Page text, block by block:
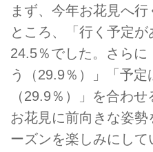
まず、今年お花見へ
ところ、「行く予定
24.5％でした。さらに
う（29.9％）」「予定
（29.9％）」を合わ
お花見に前向きな姿
ーズンを楽しみにし